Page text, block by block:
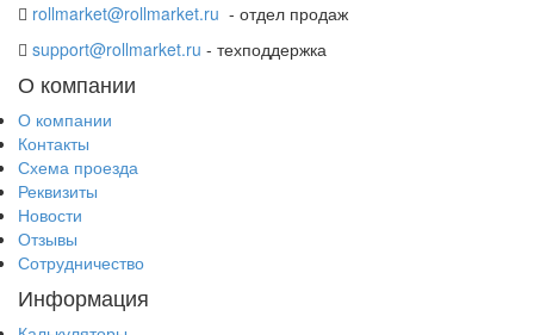
rollmarket@rollmarket.ru - отдел продаж
support@rollmarket.ru - техподдержка
О компании
О компании
Контакты
Схема проезда
Реквизиты
Новости
Отзывы
Сотрудничество
Информация